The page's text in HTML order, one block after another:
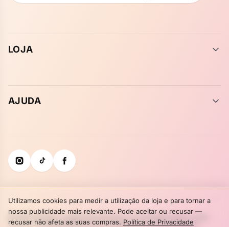
LOJA
AJUDA
© 2026 Tutti Bear. Suplemento alimentar. Os resultados podem variar.
Termos e CondiçõesPolítica de PrivacidadeLivro de Reclamações
Utilizamos cookies para medir a utilização da loja e para tornar a
nossa publicidade mais relevante. Pode aceitar ou recusar —
recusar não afeta as suas compras. Política de Privacidade